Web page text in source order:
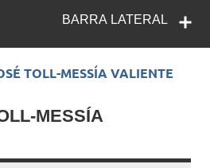
BARRA LATERAL
TOLL-MESSÍA VALIENTE
MESSÍA